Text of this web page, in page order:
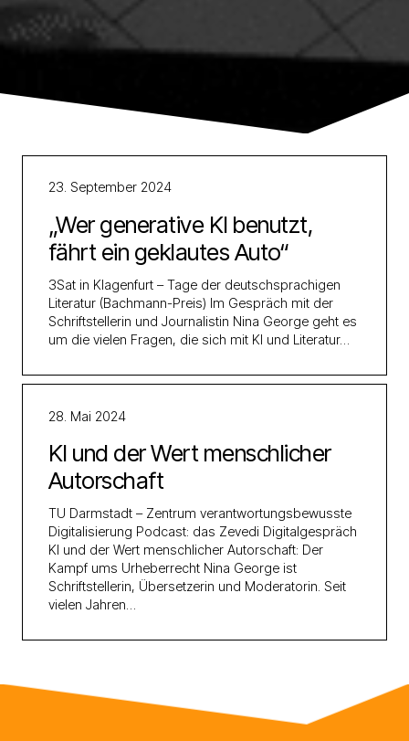
23. September 2024
„Wer generative KI benutzt,
fährt ein geklautes Auto“
3Sat in Klagenfurt – Tage der deutschsprachigen
Literatur (Bachmann-Preis) Im Gespräch mit der
Schriftstellerin und Journalistin Nina George geht es
um die vielen Fragen, die sich mit KI und Literatur…
28. Mai 2024
KI und der Wert menschlicher
Autorschaft
TU Darmstadt – Zentrum verantwortungsbewusste
Digitalisierung Podcast: das Zevedi Digitalgespräch
KI und der Wert menschlicher Autorschaft: Der
Kampf ums Urheberrecht Nina George ist
Schriftstellerin, Übersetzerin und Moderatorin. Seit
vielen Jahren…